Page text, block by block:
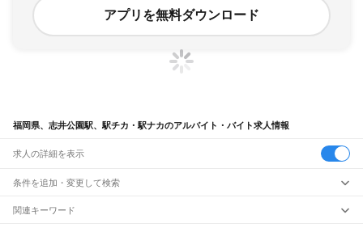
アプリを無料ダウンロード
福岡県、志井公園駅、駅チカ・駅ナカのアルバイト・バイト求人情報
求人の詳細を表示
条件を追加・変更して検索
市区町村を追加・変更
関連キーワード